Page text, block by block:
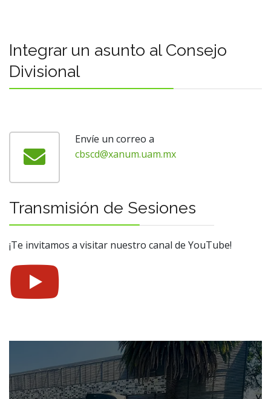
Integrar un asunto al Consejo
Divisional
Envíe un correo a
cbscd@xanum.uam.mx
Transmisión de Sesiones
¡Te invitamos a visitar nuestro canal de YouTube!